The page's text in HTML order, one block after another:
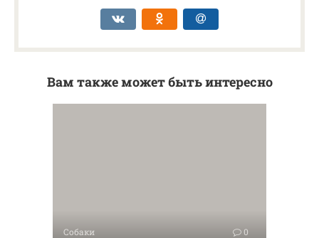
Вам также может быть интересно
Собаки 0